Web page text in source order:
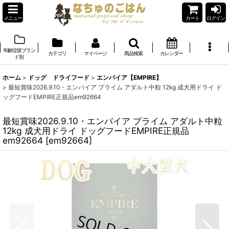
メニュー カート ログイン
年齢症状ブラン
ド別
カテゴリ マイページ 商品検索 カレンダー
ホーム > ドッグ ドライフード > エンパイア【EMPIRE】
> 最短賞味2026.9.10・エンパイア プライム アダルト中粒 12kg 成犬用ドライ ド
ッグフードEMPIRE正規品em92664
最短賞味2026.9.10・エンパイア プライム アダルト中粒
12kg 成犬用ドライ ドッグフードEMPIRE正規品
em92664 [em92664]